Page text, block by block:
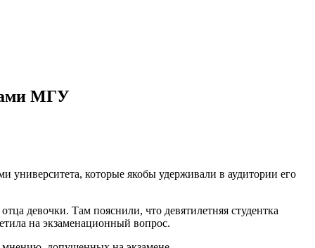
МГУ
университета, которые якобы удерживали в аудитории его
девочки. Там пояснили, что девятилетняя студентка
на экзаменационный вопрос.